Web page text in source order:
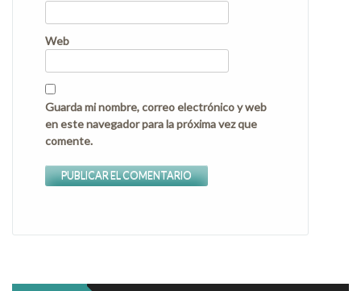
Web
Guarda mi nombre, correo electrónico y web
en este navegador para la próxima vez que
comente.